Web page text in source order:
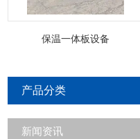
保温一体板设备
产品分类
新闻资讯